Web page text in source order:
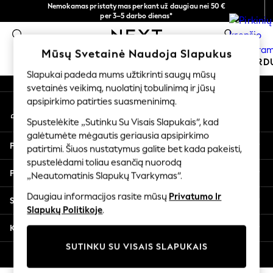
Nemokamas pristatymas perkant už daugiau nei 50 €
per 3–5 darbo dienas*
Dabar galite apsipirkti lietuvių kalba!
0
MOKYKLINĖ APRANGA ŠVENTINĖ
SCHOOLWEAR
All Boys Schoolwear
Shoes
Trousers
Shorts
Shirts
Polo Shirts
Sweatshirts & Jumpers
Coats & Jackets
Underwear
Multipacks
All Boys Sport & Swimwear
An error occurred on client
Mūsų socialiniai tinklai
Mano paskyra
Prisijunkite prie savo paskyros
Pagalba
Privatumas ir teisinė informacija
Skyriai
Kitos paslaugos
Mūsų Svetainė Naudoja Slapukus
Slapukai padeda mums užtikrinti saugų mūsų
svetainės veikimą, nuolatinį tobulinimą ir jūsų
apsipirkimo patirties suasmeninimą.
Spustelėkite „Sutinku Su Visais Slapukais“, kad
galėtumėte mėgautis geriausia apsipirkimo
patirtimi. Šiuos nustatymus galite bet kada pakeisti,
spustelėdami toliau esančią nuorodą
„Neautomatinis Slapukų Tvarkymas“.
Daugiau informacijos rasite mūsų Privatumo Ir
Slapukų Politikoje.
SUTINKU SU VISAIS SLAPUKAIS